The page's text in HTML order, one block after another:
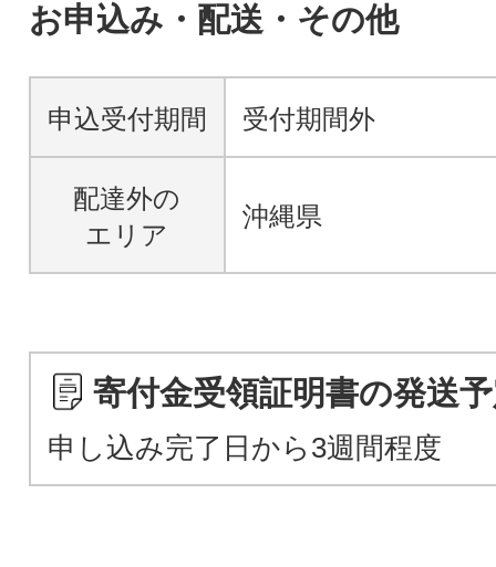
お申込み・配送・その他
申込受付期間 受付期間外
配達外の
エリア
沖縄県
寄付金受領証明書の発送
申し込み完了日から3週間程度